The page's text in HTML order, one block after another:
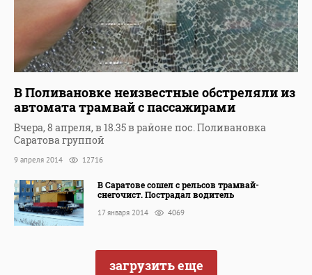
В Поливановке неизвестные обстреляли из
автомата трамвай с пассажирами
Вчера, 8 апреля, в 18.35 в районе пос. Поливановка
Саратова группой
9 апреля 2014 12716
В Саратове сошел с рельсов трамвай-
снегочист. Пострадал водитель
17 января 2014 4069
загрузить еще